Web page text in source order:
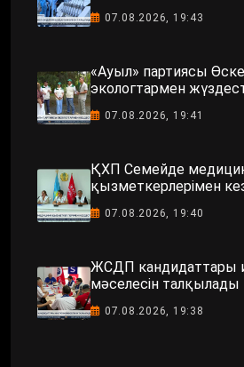
07.08.2026, 19:43
«Ауыл» партиясы
экологтармен
07.08.2026, 19:41
ҚХП Семейде
қызметкерлерімен
07.08.2026, 19:40
ЖСДП кандидаттары
мәселесін талқылады
07.08.2026, 19:38